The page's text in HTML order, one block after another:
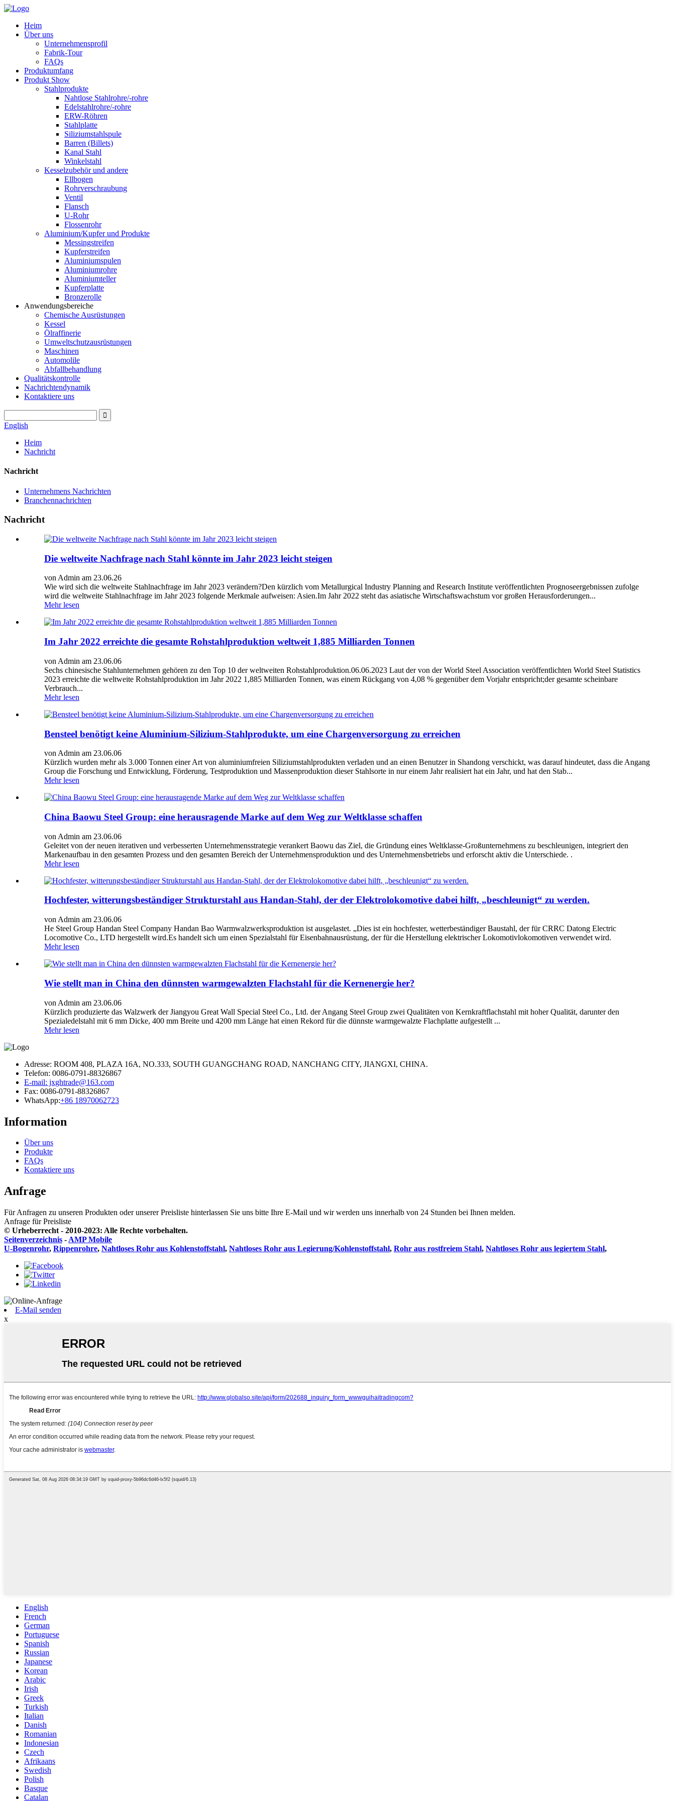
Heim
Über uns
Unternehmensprofil
Fabrik-Tour
FAQs
Produktumfang
Produkt Show
Stahlprodukte
Nahtlose Stahlrohre/-rohre
Edelstahlrohre/-rohre
ERW-Röhren
Stahlplatte
Siliziumstahlspule
Barren (Billets)
Kanal Stahl
Winkelstahl
Kesselzubehör und andere
Ellbogen
Rohrverschraubung
Ventil
Flansch
U-Rohr
Flossenrohr
Aluminium/Kupfer und Produkte
Messingstreifen
Kupferstreifen
Aluminiumspulen
Aluminiumrohre
Aluminiumteller
Kupferplatte
Bronzerolle
Anwendungsbereiche
Chemische Ausrüstungen
Kessel
Ölraffinerie
Umweltschutzausrüstungen
Maschinen
Automolile
Abfallbehandlung
Qualitätskontrolle
Nachrichtendynamik
Kontaktiere uns
English
Heim
Nachricht
Nachricht
Unternehmens Nachrichten
Branchennachrichten
Nachricht
Die weltweite Nachfrage nach Stahl könnte im Jahr 2023 leicht steigen
von Admin am 23.06.26
Wie wird sich die weltweite Stahlnachfrage im Jahr 2023 verändern?Den kürzlich vom Metallurgical Industry Planning and Research Institute veröffentlichten Prognoseergebnissen zufolge
wird die weltweite Stahlnachfrage im Jahr 2023 folgende Merkmale aufweisen: Asien.Im Jahr 2022 steht das asiatische Wirtschaftswachstum vor großen Herausforderungen...
Mehr lesen
Im Jahr 2022 erreichte die gesamte Rohstahlproduktion weltweit 1,885 Milliarden Tonnen
von Admin am 23.06.06
Sechs chinesische Stahlunternehmen gehören zu den Top 10 der weltweiten Rohstahlproduktion.06.06.2023 Laut der von der World Steel Association veröffentlichten World Steel Statistics
2023 erreichte die weltweite Rohstahlproduktion im Jahr 2022 1,885 Milliarden Tonnen, was einem Rückgang von 4,08 % gegenüber dem Vorjahr entspricht;der gesamte scheinbare
Verbrauch...
Mehr lesen
Bensteel benötigt keine Aluminium-Silizium-Stahlprodukte, um eine Chargenversorgung zu erreichen
von Admin am 23.06.06
Kürzlich wurden mehr als 3.000 Tonnen einer Art von aluminiumfreien Siliziumstahlprodukten verladen und an einen Benutzer in Shandong verschickt, was darauf hindeutet, dass die Angang
Group die Forschung und Entwicklung, Förderung, Testproduktion und Massenproduktion dieser Stahlsorte in nur einem Jahr realisiert hat ein Jahr, und hat den Stab...
Mehr lesen
China Baowu Steel Group: eine herausragende Marke auf dem Weg zur Weltklasse schaffen
von Admin am 23.06.06
Geleitet von der neuen iterativen und verbesserten Unternehmensstrategie verankert Baowu das Ziel, die Gründung eines Weltklasse-Großunternehmens zu beschleunigen, integriert den
Markenaufbau in den gesamten Prozess und den gesamten Bereich der Unternehmensproduktion und des Unternehmensbetriebs und erforscht aktiv die Unterschiede. .
Mehr lesen
Hochfester, witterungsbeständiger Strukturstahl aus Handan-Stahl, der der Elektrolokomotive dabei hilft, „beschleunigt“ zu werden.
von Admin am 23.06.06
He Steel Group Handan Steel Company Handan Bao Warmwalzwerksproduktion ist ausgelastet. „Dies ist ein hochfester, wetterbeständiger Baustahl, der für CRRC Datong Electric
Locomotive Co., LTD hergestellt wird.Es handelt sich um einen Spezialstahl für Eisenbahnausrüstung, der für die Herstellung elektrischer Lokomotivlokomotiven verwendet wird.
Mehr lesen
Wie stellt man in China den dünnsten warmgewalzten Flachstahl für die Kernenergie her?
von Admin am 23.06.06
Kürzlich produzierte das Walzwerk der Jiangyou Great Wall Special Steel Co., Ltd. der Angang Steel Group zwei Qualitäten von Kernkraftflachstahl mit hoher Qualität, darunter den
Spezialedelstahl mit 6 mm Dicke, 400 mm Breite und 4200 mm Länge hat einen Rekord für die dünnste warmgewalzte Flachplatte aufgestellt ...
Mehr lesen
Adresse: ROOM 408, PLAZA 16A, NO.333, SOUTH GUANGCHANG ROAD, NANCHANG CITY, JIANGXI, CHINA.
Telefon: 0086-0791-88326867
E-mail: jxghtrade@163.com
Fax: 0086-0791-88326867
WhatsApp:+86 18970062723
Information
Über uns
Produkte
FAQs
Kontaktiere uns
Anfrage
Für Anfragen zu unseren Produkten oder unserer Preisliste hinterlassen Sie uns bitte Ihre E-Mail und wir werden uns innerhalb von 24 Stunden bei Ihnen melden.
Anfrage für Preisliste
© Urheberrecht - 2010-2023: Alle Rechte vorbehalten.
Seitenverzeichnis - AMP Mobile
U-Bogenrohr, Rippenrohre, Nahtloses Rohr aus Kohlenstoffstahl, Nahtloses Rohr aus Legierung/Kohlenstoffstahl, Rohr aus rostfreiem Stahl, Nahtloses Rohr aus legiertem Stahl,
E-Mail senden
x
English
French
German
Portuguese
Spanish
Russian
Japanese
Korean
Arabic
Irish
Greek
Turkish
Italian
Danish
Romanian
Indonesian
Czech
Afrikaans
Swedish
Polish
Basque
Catalan